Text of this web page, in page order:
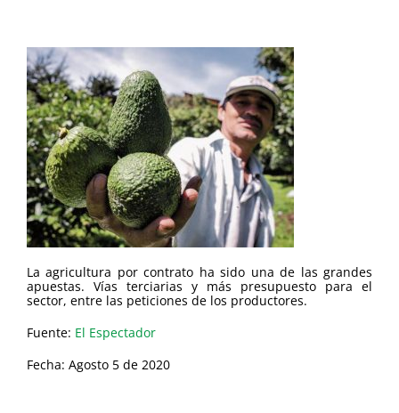
La agricultura por contrato ha sido una de las grandes
apuestas. Vías terciarias y más presupuesto para el
sector, entre las peticiones de los productores.
Fuente: El Espectador
Fecha: Agosto 5 de 2020